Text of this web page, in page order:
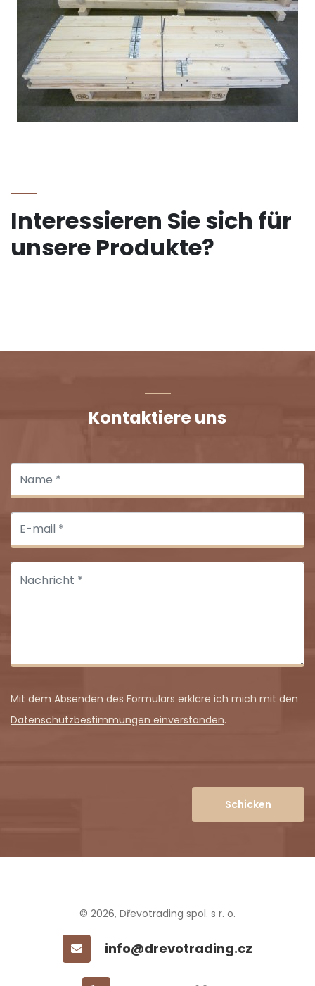
Interessieren Sie sich für
unsere Produkte?
Kontaktiere uns
Mit dem Absenden des Formulars erkläre ich mich mit den
Datenschutzbestimmungen einverstanden.
Schicken
© 2026, Dřevotrading spol. s r. o.
info@drevotrading.cz